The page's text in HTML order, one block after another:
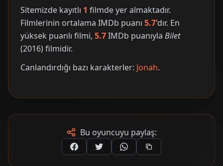
Sitemizde kayıtlı 1 filmde yer almaktadır.
Filmlerinin ortalama IMDb puanı 5.7'dır. En
yüksek puanlı filmi, 5.7IMDb puanıyla Bilet
(2016) filmidir.
Canlandırdığı bazı karakterler: Jonah.
Bu oyuncuyu paylaş: